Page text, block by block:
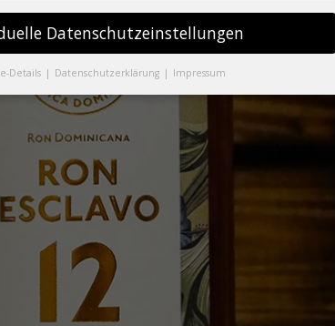
Datenschutzeinstellungen
Details Datenschutzerklärung Impressum
alt sind und Ihre Zustimmung zu freiwilligen Diensten
Sie Ihre Erziehungsberechtigten um Erlaubnis bitten.
und andere Technologien auf unserer Website. Einige
während andere uns helfen, diese Website und Ihre
Personenbezogene Daten können verarbeitet werden
für personalisierte Anzeigen und Inhalte oder Anzeigen-
Informationen über die Verwendung Ihrer Daten
.
über alle verwendeten Cookies. Sie können Ihre
geben oder sich weitere Informationen
nur bestimmte Cookies auswählen.